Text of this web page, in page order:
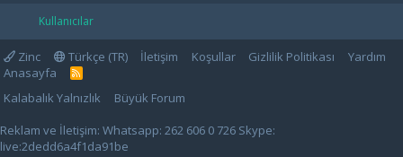
Kullanıcılar
Zinc Türkçe (TR) İletişim Koşullar Gizlilik Politikası
Yardım
Anasayfa
R
S
Kalabalık Yalnızlık
Büyük Forum
Reklam ve İletişim: Whatsapp: 262 606 0 726 Skype:
live:2dedd6a4f1da91be